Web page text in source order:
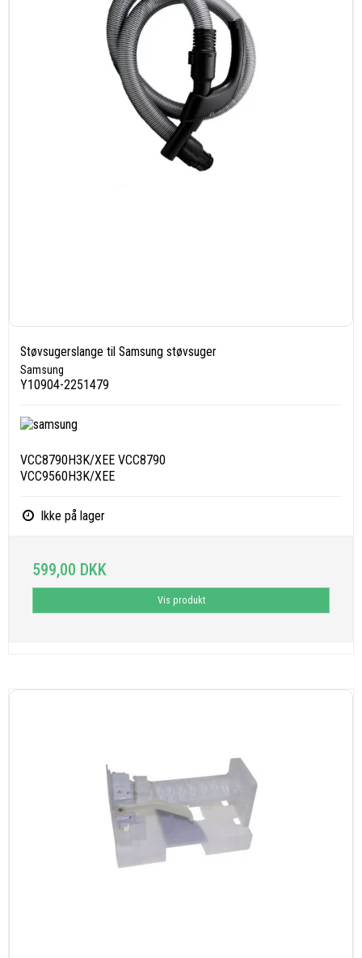
Støvsugerslange til Samsung støvsuger
Samsung
Y10904-2251479
VCC8790H3K/XEE VCC8790
VCC9560H3K/XEE
Ikke på lager
599,00 DKK
Vis produkt